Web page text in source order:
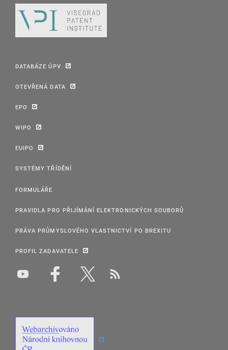
DATABÁZE ÚPV
OTEVŘENÁ DATA
EPO
WIPO
EUIPO
SYSTÉMY TŘÍDĚNÍ
FORMULÁŘE
PRAVIDLA PRO PŘIJÍMÁNÍ ELEKTRONICKÝCH SOUBORŮ
PRÁVA PRŮMYSLOVÉHO VLASTNICTVÍ PO BREXITU
PROFIL ZADAVATELE